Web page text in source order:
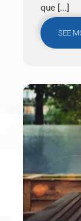
que [...]
SEE